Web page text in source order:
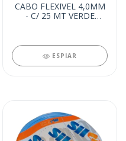
CABO FLEXIVEL 4,0MM
- C/ 25 MT VERDE
ESPIAR